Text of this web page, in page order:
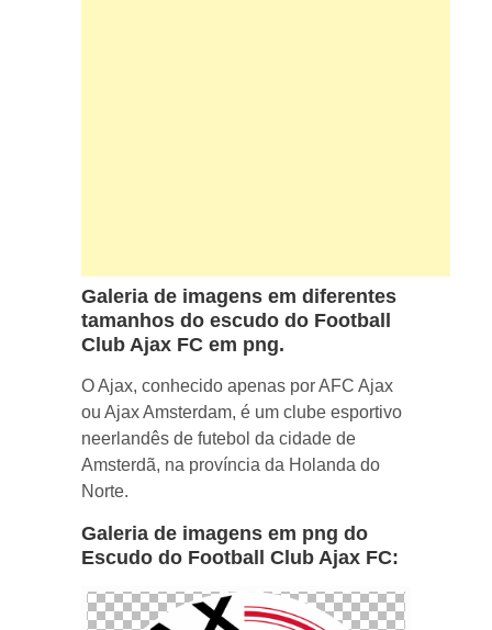
Galeria de imagens em diferentes
tamanhos do escudo do Football
Club Ajax FC em png.
O Ajax, conhecido apenas por AFC Ajax
ou Ajax Amsterdam, é um clube esportivo
neerlandês de futebol da cidade de
Amsterdã, na província da Holanda do
Norte.
Galeria de imagens em png do
Escudo do Football Club Ajax FC: